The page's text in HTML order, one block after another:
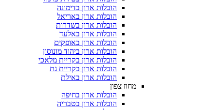
הובלות ארון בדימונה
הובלות ארון באריאל
הובלות ארון בשדרות
הובלות ארון באלעד
הובלות ארון באופקים
הובלות ארון ביהוד מונוסון
הובלות ארון בקריית מלאכי
הובלות ארון בקריית גת
הובלות ארון באילת
מחוז צפון
הובלות ארון בחיפה
הובלות ארון בטבריה